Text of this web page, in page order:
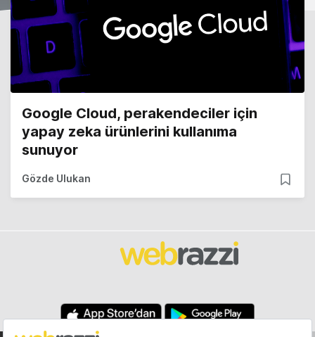
Google Cloud, perakendeciler için
yapay zeka ürünlerini kullanıma
sunuyor
Gözde Ulukan